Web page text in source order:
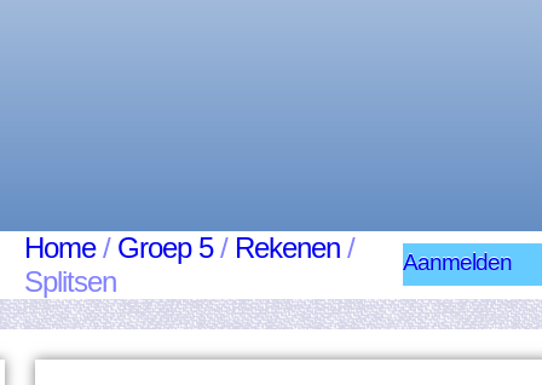
Home/ Groep 5/ Rekenen /
Splitsen
Aanmelden